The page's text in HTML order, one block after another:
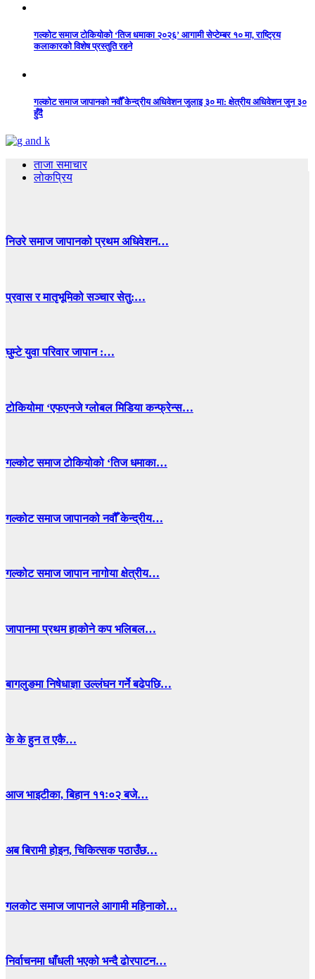
गल्कोट समाज टोकियोको ‘तिज धमाका २०२६’ आगामी सेप्टेम्बर १० मा, राष्ट्रिय
कलाकारको विशेष प्रस्तुति रहने
गल्कोट समाज जापानको नवौँ केन्द्रीय अधिवेशन जुलाइ ३० मा: क्षेत्रीय अधिवेशन जुन ३०
हुँदै
ताजा समाचार
लोकप्रिय
निउरे समाज जापानको प्रथम अधिवेशन…
प्रवास र मातृभूमिको सञ्चार सेतु:…
घुम्टे युवा परिवार जापान :…
टोकियोमा ‘एफएनजे ग्लोबल मिडिया कन्फ्रेन्स…
गल्कोट समाज टोकियोको ‘तिज धमाका…
गल्कोट समाज जापानको नवौँ केन्द्रीय…
गल्कोट समाज जापान नागोया क्षेत्रीय…
जापानमा प्रथम हाकोने कप भलिबल…
बागलुङमा निषेधाज्ञा उल्लंघन गर्ने बढेपछि…
के के हुन त एकै…
आज भाइटीका, बिहान ११ः०२ बजे…
अब बिरामी होइन, चिकित्सक पठाउँछ…
गलकोट समाज जापानले आगामी महिनाको…
निर्वाचनमा धाँधली भएको भन्दै ढोरपाटन…